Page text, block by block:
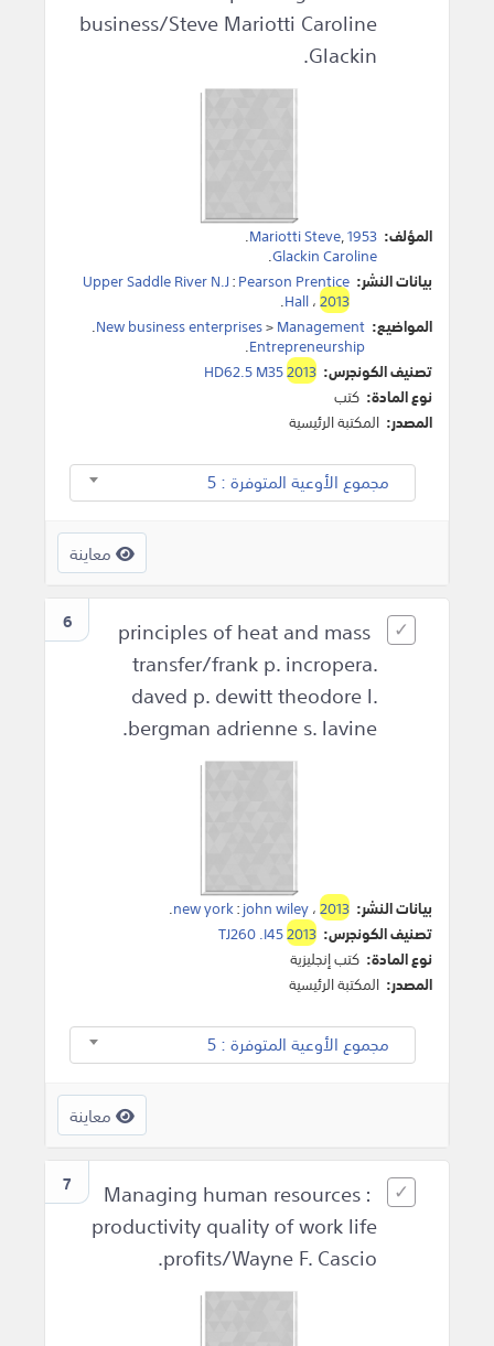
business/Steve Mariotti Caroline
Glackin.
المؤلف: Mariotti Steve,1953
.
Glackin Caroline
.
بيانات النشر:
Upper Saddle River N.J:Pearson Prentice
Hall،2013
.
المواضيع:
New business enterprises>Management
.
Entrepreneurship
.
تصنيف الكونجرس:
HD62.5 M352013
نوع المادة: كتب
المصدر: المكتبة الرئيسية
مجموع الأوعية المتوفرة : 5
معاينة
6
principles of heat and mass
transfer/frank p. incropera.
daved p. dewitt theodore l.
bergman adrienne s. lavine.
بيانات النشر: new york:john wiley،2013
.
تصنيف الكونجرس:
TJ260 .I452013
نوع المادة: كتب إنجليزية
المصدر: المكتبة الرئيسية
مجموع الأوعية المتوفرة : 5
معاينة
7
Managing human resources :
productivity quality of work life
profits/Wayne F. Cascio.